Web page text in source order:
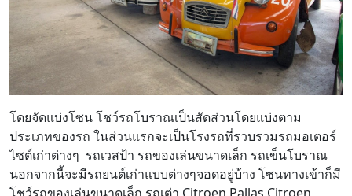
โดยจัดแบ่งโซน โชว์รถโบราณเป็นสัดส่วนโดยแบ่งตาม
ประเภทของรถ ในส่วนแรกจะเป็นโรงรถที่รวบรวมรถมอเตอร์
ไซต์เก่าต่างๆ รถเวสป้า รถของเล่นขนาดเล็ก รถเข็นโบราณ
นอกจากนี้จะมีรถยนต์เก่าแบบต่างๆจอดอยู่บ้าง โซนทางเข้าก็มี